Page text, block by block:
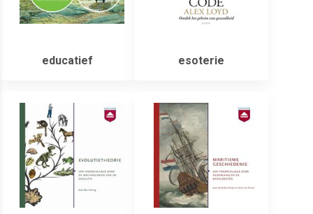
educatief esoterie